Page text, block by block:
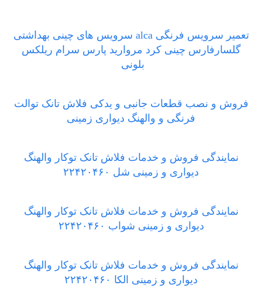
تعمیر سرویس فرنگی alca سرویس های چینی بهداشتی
گلسارفارس چینی کرد مروارید پارس سرام ریلکس
بلونی
فروش و نصب قطعات جانبی و یدکی فلاش تانک توالت
فرنگی و والهنگ دیواری زمینی
نمایندگی فروش و خدمات فلاش تانک توکار والهنگ
دیواری و زمینی شل ۲۲۴۲۰۴۶۰
نمایندگی فروش و خدمات فلاش تانک توکار والهنگ
دیواری و زمینی شواب ۲۲۴۲۰۴۶۰
نمایندگی فروش و خدمات فلاش تانک توکار والهنگ
دیواری و زمینی الکا ۲۲۴۲۰۴۶۰